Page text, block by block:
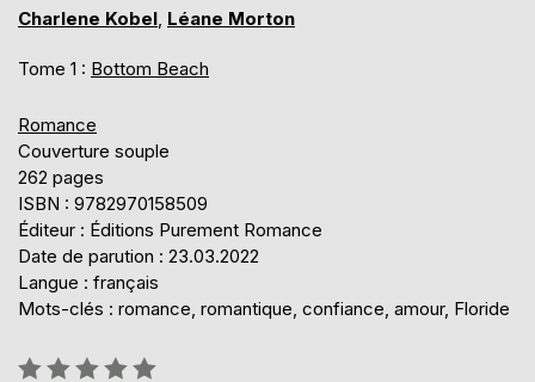
Charlene Kobel, Léane Morton
Tome 1 : Bottom Beach
Romance
Couverture souple
262 pages
ISBN : 9782970158509
Éditeur : Éditions Purement Romance
Date de parution : 23.03.2022
Langue : français
Mots-clés : romance, romantique, confiance, amour, Floride
Évaluation: